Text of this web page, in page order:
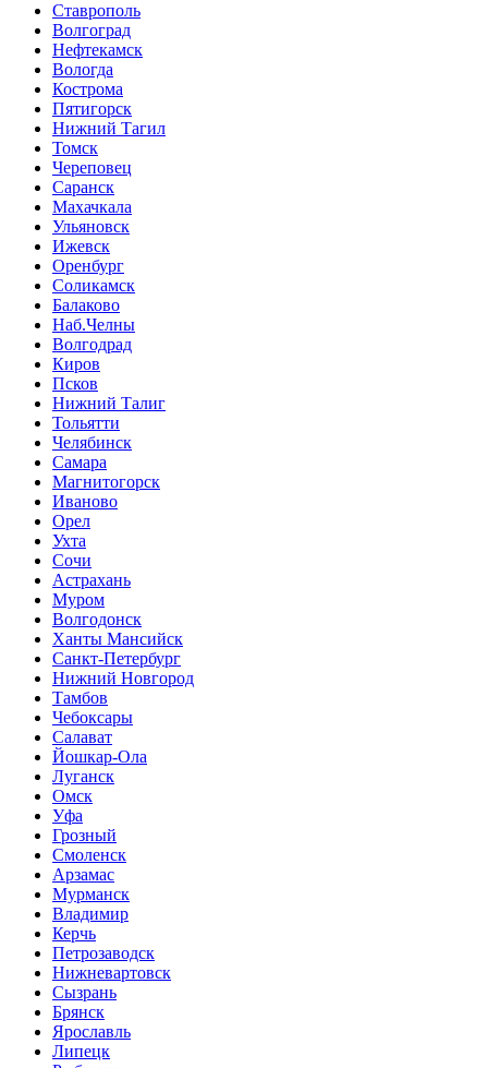
Ставрополь
Волгоград
Нефтекамск
Вологда
Кострома
Пятигорск
Нижний Тагил
Томск
Череповец
Саранск
Махачкала
Ульяновск
Ижевск
Оренбург
Соликамск
Балаково
Наб.Челны
Волгодрад
Киров
Псков
Нижний Талиг
Тольятти
Челябинск
Самара
Магнитогорск
Иваново
Орел
Ухта
Сочи
Астрахань
Муром
Волгодонск
Ханты Мансийск
Санкт-Петербург
Нижний Новгород
Тамбов
Чебоксары
Салават
Йошкар-Ола
Луганск
Омск
Уфа
Грозный
Смоленск
Арзамас
Мурманск
Владимир
Керчь
Петрозаводск
Нижневартовск
Сызрань
Брянск
Ярославль
Липецк